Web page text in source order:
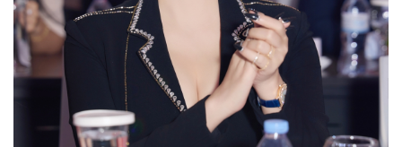
Kinh tế
Bất động sản
Khởi nghiệp
Thị trường
Giá vàng
Tiêu dùng
Tỷ giá
Chứng khoán
Giá cà phê